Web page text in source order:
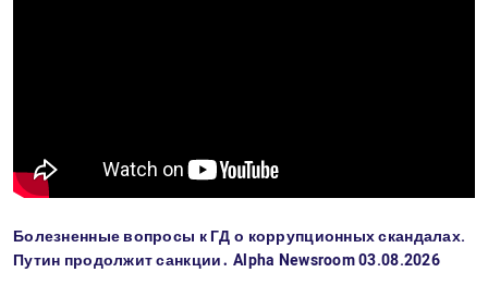
Болезненные вопросы к ГД о коррупционных скандалах.
Путин продолжит санкции․ Alpha Newsroom 03.08.2026